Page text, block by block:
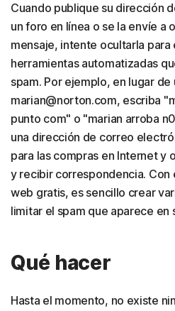
Cuando publique su dirección
un foro en línea o se la envíe a
mensaje, intente ocultarla para
herramientas automatizadas
spam. Por ejemplo, en lugar de
marian@norton.com, escriba
punto com" o "marian arroba
una dirección de correo
para las compras en Internet y
y recibir correspondencia.
web gratis, es sencillo crear
limitar el spam que aparece en
Qué hacer
Hasta el momento, no existe